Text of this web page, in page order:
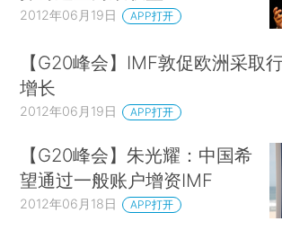
2012年06月19日 APP打开
【G20峰会】IMF敦促欧洲采取
增长
2012年06月19日 APP打开
【G20峰会】朱光耀：中国希
望通过一般账户增资IMF
2012年06月18日 APP打开